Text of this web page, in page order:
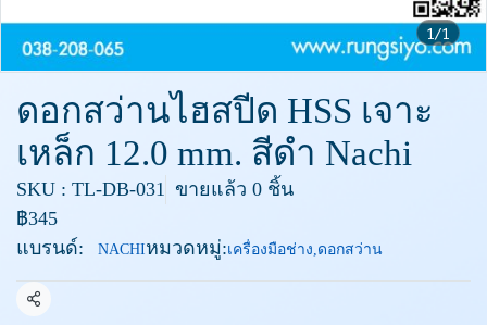
1/1
ดอกสว่านไฮสปีด HSS เจาะ
เหล็ก 12.0 mm. สีดำ Nachi
SKU : TL-DB-031 ขายแล้ว 0 ชิ้น
฿345
แบรนด์:
NACHIหมวดหมู่:เครื่องมือช่าง,ดอกสว่าน
แชร์